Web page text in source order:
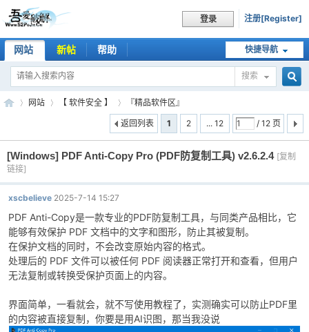
登录 注册[Register]
快捷导航
网站 新帖 帮助
搜索
索
吾
爱
»
网站
›
【 软件安全 】
›
『精品软件区』
1
2 ... 12 / 12 页
返回列表
[Windows] PDF Anti-Copy Pro (PDF防复制工具) v2.6.2.4 [复制
链接]
xscbelieve 2025-7-14 15:27
PDF Anti-Copy是一款专业的PDF防复制工具，与同类产品相比，它
能够有效保护 PDF 文档中的文字和图形，防止其被复制。
在保护文档的同时，不会改变原始内容的格式。
处理后的 PDF 文件可以被任何 PDF 阅读器正常打开和查看，但用户
无法复制或转换受保护页面上的内容。
界面简单，一看就会，就不写使用教程了，实测确实可以防止PDF里
的内容被直接复制，你要是用AI识图，那当我没说